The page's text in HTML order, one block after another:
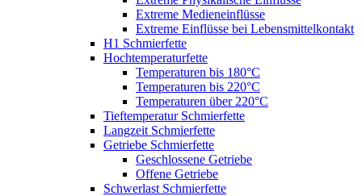
Extreme Medieneinflüsse
Extreme Einflüsse bei Lebensmittelkontakt
H1 Schmierfette
Hochtemperaturfette
Temperaturen bis 180°C
Temperaturen bis 220°C
Temperaturen über 220°C
Tieftemperatur Schmierfette
Langzeit Schmierfette
Getriebe Schmierfette
Geschlossene Getriebe
Offene Getriebe
Schwerlast Schmierfette